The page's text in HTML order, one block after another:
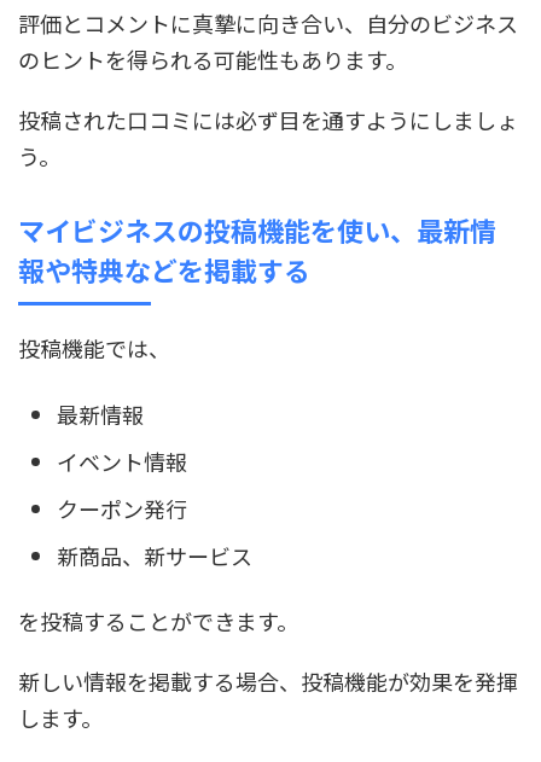
評価とコメントに真摯に向き合い、自分のビジネス
のヒントを得られる可能性もあります。
投稿された口コミには必ず目を通すようにしましょ
う。
マイビジネスの投稿機能を使い、最新情
報や特典などを掲載する
投稿機能では、
最新情報
イベント情報
クーポン発行
新商品、新サービス
を投稿することができます。
新しい情報を掲載する場合、投稿機能が効果を発揮
します。